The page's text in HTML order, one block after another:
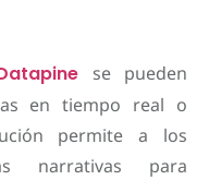
se pueden
en tiempo real o
permite a los
narrativas para